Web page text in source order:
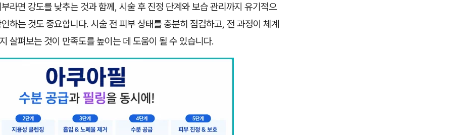
라면 강도를 낮추는 것과 함께, 시술 후 진정 단계와 보습 관리까지 유기적으
하는 것도 중요합니다. 시술 전 피부 상태를 충분히 점검하고, 전 과정이 체계
살펴보는 것이 만족도를 높이는 데 도움이 될 수 있습니다.